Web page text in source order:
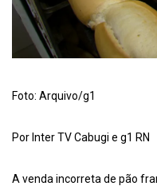
Foto: Arquivo/g1
Por Inter TV Cabugi e g1 RN
A venda incorreta de pão